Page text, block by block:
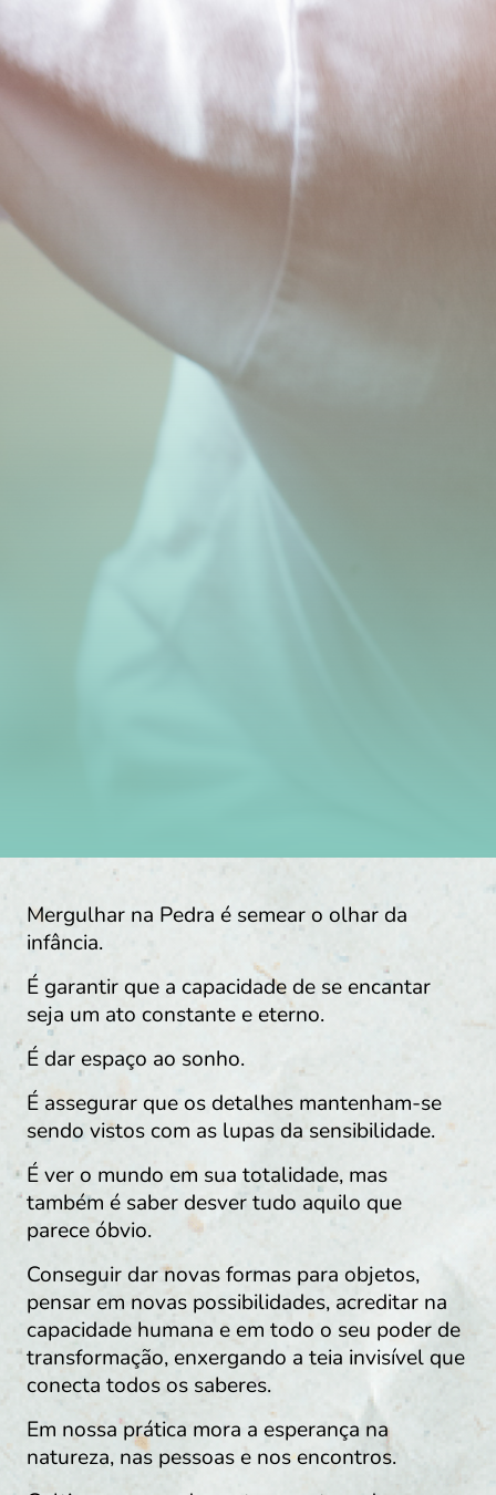
Mergulhar na Pedra é semear o olhar da
infância.
É garantir que a capacidade de se encantar
seja um ato constante e eterno.
É dar espaço ao sonho.
É assegurar que os detalhes mantenham-se
sendo vistos com as lupas da sensibilidade.
É ver o mundo em sua totalidade, mas
também é saber desver tudo aquilo que
parece óbvio.
Conseguir dar novas formas para objetos,
pensar em novas possibilidades, acreditar na
capacidade humana e em todo o seu poder de
transformação, enxergando a teia invisível que
conecta todos os saberes.
Em nossa prática mora a esperança na
natureza, nas pessoas e nos encontros.